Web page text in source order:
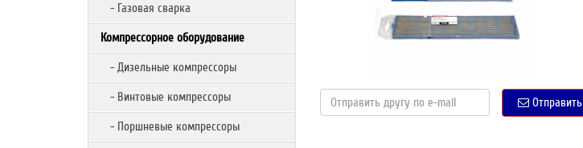
- Газовая сварка
Компрессорное оборудование
- Дизельные компрессоры
- Винтовые компрессоры
- Поршневые компрессоры
Отправить